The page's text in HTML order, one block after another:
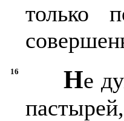
только
16 Не